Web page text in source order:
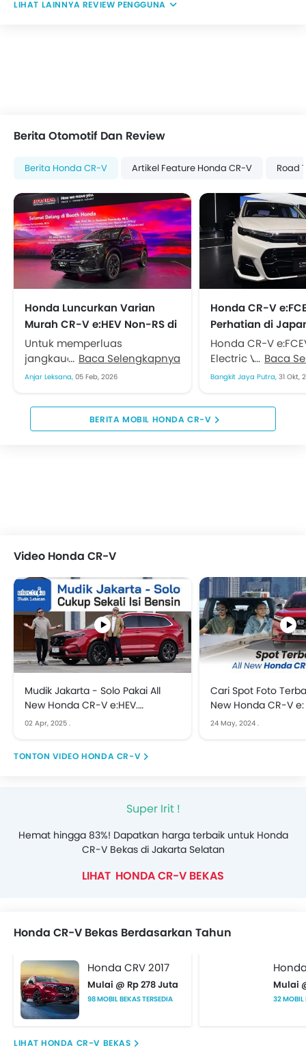
REVIEW PENGGUNA
Berita Otomotif Dan Review
Berita Honda CR-V Artikel Feature Honda CR-V Road
Honda Luncurkan Varian
Murah CR-V e:HEV Non-RS di
IIMS 2026
Untuk memperluas
jangkauan pasar medium
SUV hybrid. Honda Prospect
Honda CR-V e:HEV di
Indonesia International
Motor...
Baca Selengkapnya
Anjar Leksana, 05 Feb, 2026
Honda CR-V
Perhatian di
Show 2025
Honda CR-V
Electric Vehicle)
satu model yang
pameran
Mobility...
Baca
Bangkit Jaya Putra, 31 Okt,
BERITA MOBIL HONDA CR-V
Video Honda CR-V
Mudik Jakarta - Solo Pakai All
New Honda CR-V e:HEV.
Performa Jempolan, Iritnya
02 Apr, 2025 .
Cari Spot Foto
New Honda CR-V e:
Hampir 1.500 KM
24 May, 2024 .
VIDEO HONDA CR-V
Super Irit !
Hemat hingga 83%! Dapatkan harga terbaik untuk Honda
CR-V Bekas di Jakarta Selatan
HONDA CR-V BEKAS
Honda CR-V Bekas Berdasarkan Tahun
Honda CRV 2017
Mulai @ Rp 278 Juta
98 MOBIL BEKAS TERSEDIA
Mulai
32 MOBIL
HONDA CR-V BEKAS